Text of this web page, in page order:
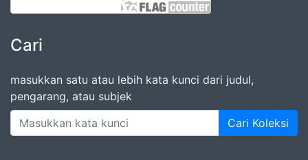
Cari
masukkan satu atau lebih kata kunci dari judul,
pengarang, atau subjek
Cari Koleksi